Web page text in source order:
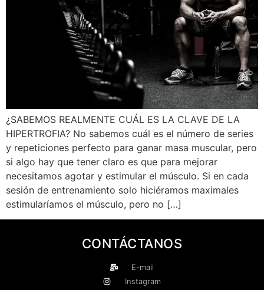
¿SABEMOS REALMENTE CUÁL ES LA CLAVE DE LA
HIPERTROFIA? No sabemos cuál es el número de series
y repeticiones perfecto para ganar masa muscular, pero
si algo hay que tener claro es que para mejorar
necesitamos agotar y estimular el músculo. Si en cada
sesión de entrenamiento solo hiciéramos maximales
estimularíamos el músculo, pero no […]
CONTÁCTANOS
E-mail
Instagram